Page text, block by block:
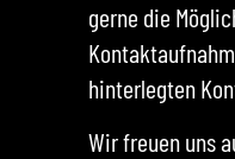
gerne die
hinterlegten
Wir freuen uns